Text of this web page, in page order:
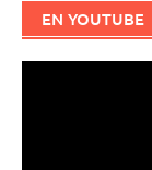
EN YOUTUBE